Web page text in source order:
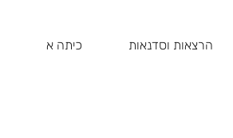
הרצאות וסדנאות כיתה א